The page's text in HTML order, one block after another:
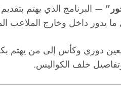
— البرنامج الذي يهتم
ما يدور داخل وخارج الملاعب
دوري وكأس إلى من يهتم
وتفاصيل خلف الكواليس.